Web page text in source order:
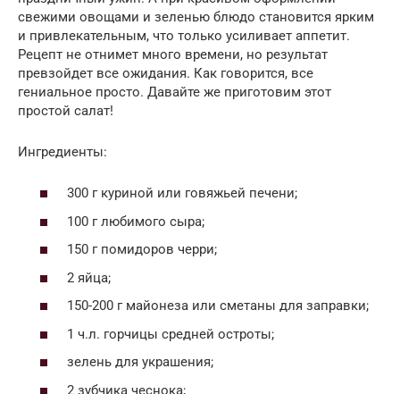
свежими овощами и зеленью блюдо становится ярким
и привлекательным, что только усиливает аппетит.
Рецепт не отнимет много времени, но результат
превзойдет все ожидания. Как говорится, все
гениальное просто. Давайте же приготовим этот
простой салат!
Ингредиенты:
300 г куриной или говяжьей печени;
100 г любимого сыра;
150 г помидоров черри;
2 яйца;
150-200 г майонеза или сметаны для заправки;
1 ч.л. горчицы средней остроты;
зелень для украшения;
2 зубчика чеснока;